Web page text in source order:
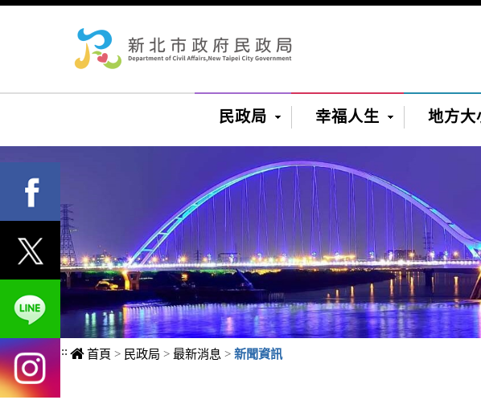
民政局 幸福人生 地方大
::: 首頁 > 民政局 > 最新消息 > 新聞資訊